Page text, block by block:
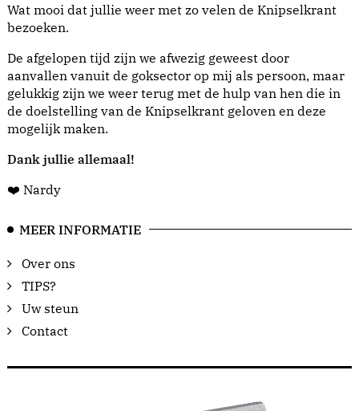
Wat mooi dat jullie weer met zo velen de Knipselkrant
bezoeken.
De afgelopen tijd zijn we afwezig geweest door
aanvallen vanuit de goksector op mij als persoon, maar
gelukkig zijn we weer terug met de hulp van hen die in
de doelstelling van de Knipselkrant geloven en deze
mogelijk maken.
Dank jullie allemaal!
❤️ Nardy
MEER INFORMATIE
Over ons
TIPS?
Uw steun
Contact